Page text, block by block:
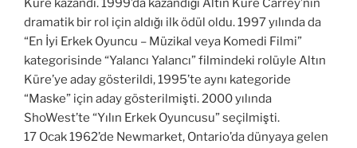
Küre kazandı. 1999’da kazandığı Altın Küre Carrey’nin
dramatik bir rol için aldığı ilk ödül oldu. 1997 yılında da
“En İyi Erkek Oyuncu – Müzikal veya Komedi Filmi”
kategorisinde “Yalancı Yalancı” filmindeki rolüyle Altın
Küre’ye aday gösterildi, 1995’te aynı kategoride
“Maske” için aday gösterilmişti. 2000 yılında
ShoWest’te “Yılın Erkek Oyuncusu” seçilmişti.
17 Ocak 1962’de Newmarket, Ontario’da dünyaya gelen